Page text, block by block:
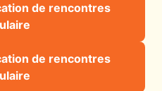
de rencontres
de rencontres